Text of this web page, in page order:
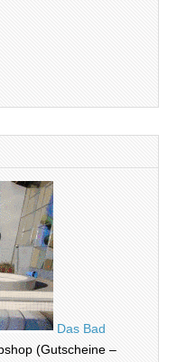
Das Bad
(Gutscheine –